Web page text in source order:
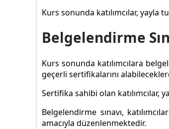
Kurs sonunda katılımcılar,
Belgelendirme
Kurs sonunda katılımcılara
geçerli sertifikalarını
Sertifika sahibi olan katılımcılar,
Belgelendirme sınavı,
amacıyla düzenlenmektedir.